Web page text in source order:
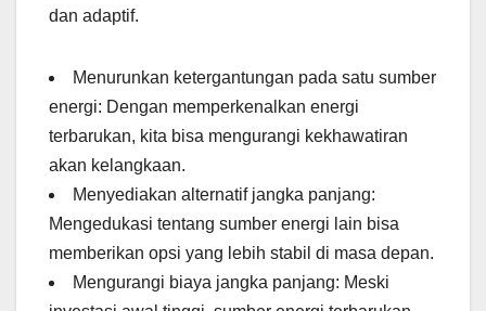
dan adaptif.
Menurunkan ketergantungan pada satu sumber
energi: Dengan memperkenalkan energi
terbarukan, kita bisa mengurangi kekhawatiran
akan kelangkaan.
Menyediakan alternatif jangka panjang:
Mengedukasi tentang sumber energi lain bisa
memberikan opsi yang lebih stabil di masa depan.
Mengurangi biaya jangka panjang: Meski